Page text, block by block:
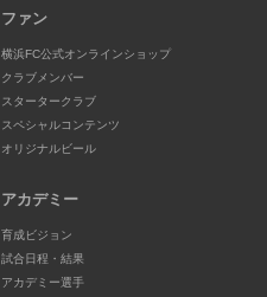
ファン
横浜FC公式オンラインショップ
クラブメンバー
スタータークラブ
スペシャルコンテンツ
オリジナルビール
アカデミー
育成ビジョン
試合日程・結果
アカデミー選手